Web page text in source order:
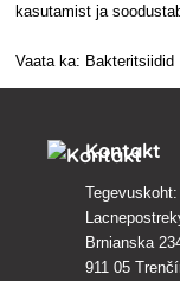
kasutamist ja
Vaata ka: Bakteritsiidid
Kontakt
Tegevuskoht:
Brnianska
911 05